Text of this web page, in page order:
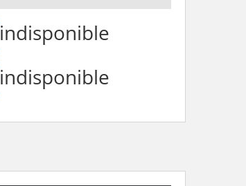
indisponible
indisponible